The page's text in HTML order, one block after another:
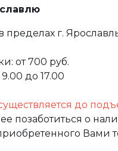
пределах г.
от 700 руб.
до 17.00
до
позаботиться о
Вами